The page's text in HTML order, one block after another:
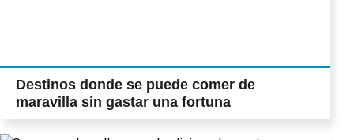
Destinos donde se puede comer de
maravilla sin gastar una fortuna